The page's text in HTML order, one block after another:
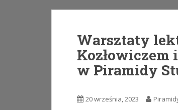
Warsztaty
Kozłowiczem
w Piramidy
20 września, 2023